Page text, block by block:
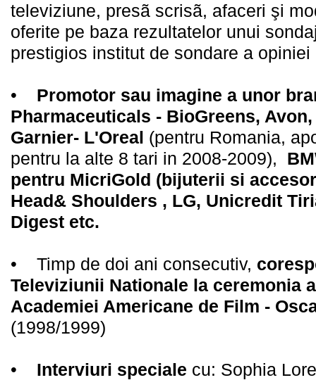
televiziune, presã scrisã, afaceri şi
oferite pe baza rezultatelor unui
prestigios institut de sondare a opiniei
•
Promotor sau imagine a unor
Pharmaceuticals - BioGreens,
Garnier- L'Oreal (pentru Romania,
pentru la alte 8 tari in 2008-2009),
pentru MicriGold (bijuterii si
Head& Shoulders , LG, Unicredit
Digest etc.
• Timp de doi ani consecutiv,
Televiziunii Nationale la ceremonia
Academiei Americane de Film -
(1998/1999)
• Interviuri speciale cu: Sophia